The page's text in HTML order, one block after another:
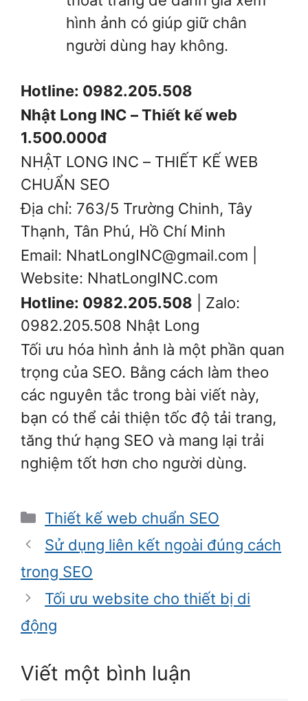
hình ảnh có giúp giữ chân
người dùng hay không.
Hotline: 0982.205.508
Nhật Long INC – Thiết kế web
1.500.000đ
NHẬT LONG INC – THIẾT KẾ WEB
CHUẨN SEO
Địa chỉ: 763/5 Trường Chinh, Tây
Thạnh, Tân Phú, Hồ Chí Minh
Email: NhatLongINC@gmail.com |
Website: NhatLongINC.com
Hotline: 0982.205.508 | Zalo:
0982.205.508 Nhật Long
Tối ưu hóa hình ảnh là một phần quan
trọng của SEO. Bằng cách làm theo
các nguyên tắc trong bài viết này,
bạn có thể cải thiện tốc độ tải trang,
tăng thứ hạng SEO và mang lại trải
nghiệm tốt hơn cho người dùng.
Danh
mục
Thiết kế web chuẩn SEO
Sử dụng liên kết ngoài đúng cách
trong SEO
Tối ưu website cho thiết bị di
động
Viết một bình luận